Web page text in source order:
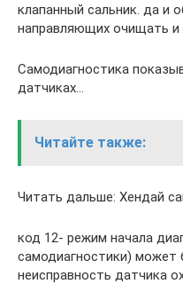
клапанный сальник. да и
направляющих очищать
Самодиагностика
датчиках…
Читайте также:
Читать дальше: Хендай
код 12- режим начала
самодиагностики) может
неисправность датчика